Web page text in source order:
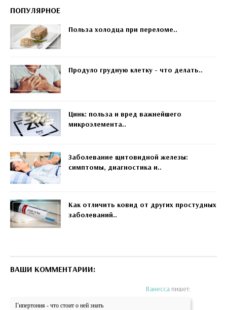
ПОПУЛЯРНОЕ
Польза холодца при переломе..
Продуло грудную клетку - что делать..
Цинк: польза и вред важнейшего
микроэлемента..
Заболевание щитовидной железы:
симптомы, диагностика и..
Как отличить ковид от других простудных
заболеваний..
ВАШИ КОММЕНТАРИИ:
Ванесса пишет:
Гипертония - что стоит о ней знать